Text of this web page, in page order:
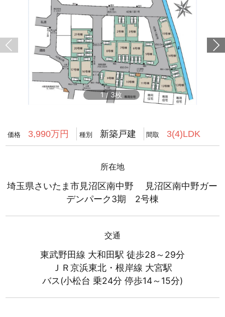
1/ 3
価格 3,990万円 種別 新築戸建 間取 3(4)LDK
所在地
埼玉県さいたま市見沼区南中野 見沼区南中野ガー
デンパーク3期 2号棟
交通
東武野田線 大和田駅 徒歩28～29分
ＪＲ京浜東北・根岸線 大宮駅
バス(小松台 乗24分 停歩14～15分)